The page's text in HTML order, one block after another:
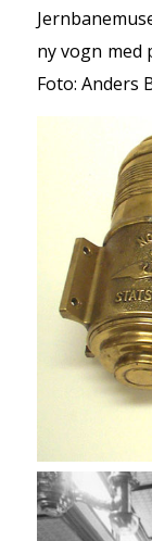
ny vogn med
Foto: Anders